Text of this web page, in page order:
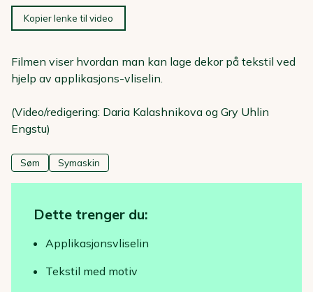
Kopier lenke til video
Filmen viser hvordan man kan lage dekor på tekstil ved
hjelp av applikasjons-vliselin.
(Video/redigering: Daria Kalashnikova og Gry Uhlin
Engstu)
Søm Symaskin
Dette trenger du:
Applikasjonsvliselin
Tekstil med motiv